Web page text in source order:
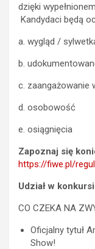
dzięki
Kandydaci będą
a. wygląd /
b.
c. zaangażowanie
d. osobowość
e. osiągnięcia
Zapoznaj się
https://fiwe.pl/
Udział w
CO CZEKA NA
Oficjalny tytuł
Show!